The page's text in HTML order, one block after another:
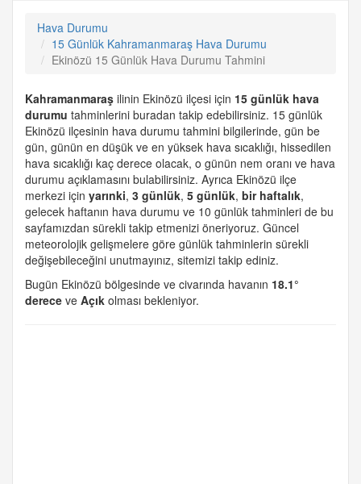
Hava Durumu
15 Günlük Kahramanmaraş Hava Durumu
Ekinözü 15 Günlük Hava Durumu Tahmini
Kahramanmaraş ilinin Ekinözü ilçesi için 15 günlük hava
durumu tahminlerini buradan takip edebilirsiniz. 15 günlük
Ekinözü ilçesinin hava durumu tahmini bilgilerinde, gün be
gün, günün en düşük ve en yüksek hava sıcaklığı, hissedilen
hava sıcaklığı kaç derece olacak, o günün nem oranı ve hava
durumu açıklamasını bulabilirsiniz. Ayrıca Ekinözü ilçe
merkezi için yarınki, 3 günlük, 5 günlük, bir haftalık,
gelecek haftanın hava durumu ve 10 günlük tahminleri de bu
sayfamızdan sürekli takip etmenizi öneriyoruz. Güncel
meteorolojik gelişmelere göre günlük tahminlerin sürekli
değişebileceğini unutmayınız, sitemizi takip ediniz.
Bugün Ekinözü bölgesinde ve civarında havanın 18.1°
derece ve Açık olması bekleniyor.